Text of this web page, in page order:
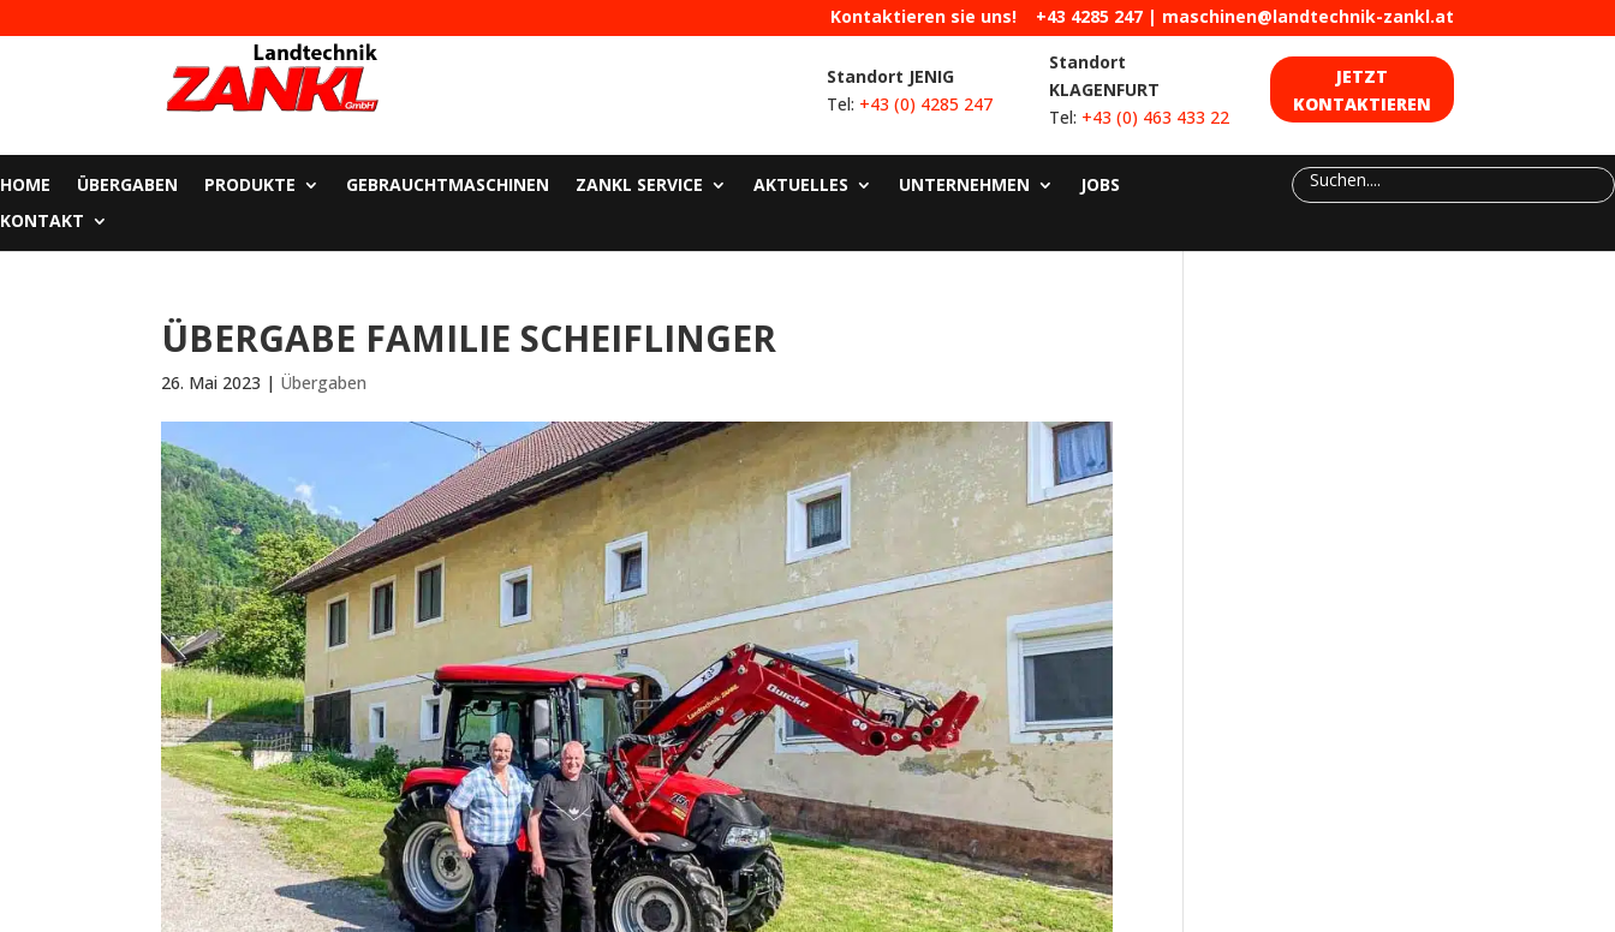
Kontaktieren sie uns! +43 4285 247| maschinen@landtechnik-zankl.at
Standort JENIG
Tel: +43 (0) 4285 247
Standort
KLAGENFURT
Tel: +43 (0) 463 433 22
JETZT
KONTAKTIEREN
HOME ÜBERGABEN PRODUKTE GEBRAUCHTMASCHINEN ZANKL SERVICE AKTUELLES UNTERNEHMEN
JOBS
KONTAKT
ÜBERGABE FAMILIE SCHEIFLINGER
26. Mai 2023 | Übergaben